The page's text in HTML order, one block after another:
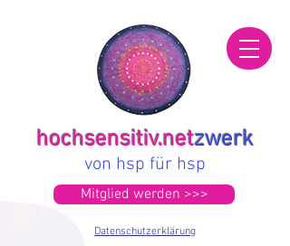
hochsensitiv.netzwerk
von hsp für hsp
Datenschutzerklärung
Mitglied werden >>>